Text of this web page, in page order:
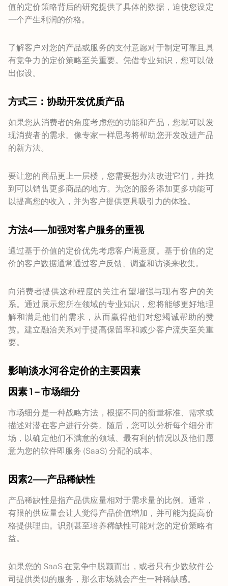
值的定价策略背后的研究提供了具体的数据，迫使您设定
一个产生利润的价格。
了解客户对您的产品或服务的支付意愿对于制定可靠且具
有竞争力的定价策略至关重要。凭借专业知识，您可以做
出假设。
方式三：协助开发优质产品
如果您从消费者的角度考虑您的功能和产品，您就可以发
现消费者的需求。像专家一样思考将帮助您开发改进产品
的新方法。
要让您的商品更上一层楼，您需要想办法改进它们，并找
到可以销售更多商品的地方。为您的服务添加更多功能可
以提高您的收入，并为客户提供更具吸引力的体验。
方法4——加强对客户服务的重视
通过基于价值的定价优先考虑客户满意度。基于价值的定
价的客户数据通常通过客户反馈、调查和访谈来收集。
向消费者提供这种程度的关注有望增强与现有客户的关
系。通过展示您所在领域的专业知识，您将能够更好地理
解和满足他们的需求，从而赢得他们对您竭诚帮助的赞
赏。建立融洽关系对于提高保留率和减少客户流失至关重
要。
影响淡水河谷定价的主要因素
因素 1 – 市场细分
市场细分是一种战略方法，根据不同的衡量标准、需求或
描述对潜在客户进行分类。随后，您可以分析每个细分市
场，以确定他们不满意的领域、最有利的情况以及他们愿
意为您的软件即服务 (SaaS) 分配的成本。
因素2——产品稀缺性
产品稀缺性是指产品供应量相对于需求量的比例。通常，
有限的供应量会让人觉得产品价值增加，并可能为提高价
格提供理由。识别甚至培养稀缺性可能对您的定价策略有
益。
如果您的 SaaS 在竞争中脱颖而出，或者只有少数软件公
司提供类似的服务，那么市场就会产生一种稀缺感。